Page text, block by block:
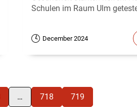
Schulen im Raum Ulm
December 2024
… 718 719